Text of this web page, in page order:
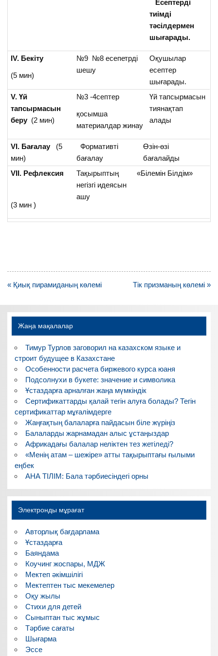
Есептерді
тиімді
тәсілдермен
шығарады.
ІV. Бекіту
(5 мин)
№9 №8 есепетрді
шешу
Оқушылар
есептер
шығарады.
V. Үй
тапсырмасын
беру (2 мин)
№3 -4септер
қосымша
материалдар жинау
Үй тапсырмасын
тиянақтап
алады
VI. Бағалау (5
мин)
Формативті
бағалау
Өзін-өзі
бағалайды
VII. Рефлексия
(3 мин )
Тақырыптың
негізгі идеясын
ашу
«Білемін Білдім»
Навигация
записям
« Қиық пирамиданың көлемі Тік призманың көлемі »
Жаңа мақалалар
Тимур Турлов заговорил на казахском языке и
строит будущее в Казахстане
Особенности расчета биржевого курса юаня
Подсолнухи в букете: значение и символика
Ұстаздарға арналған жаңа мүмкіндік
Сертификаттарды қалай тегін алуға болады? Тегін
сертификаттар мұғалімдерге
Жаңғақтың балаларға пайдасын біле жүріңіз
Балаларды жарнамадан алыс ұстаңыздар
Африкадағы балалар неліктен тез жетіледі?
«Менің атам – шежіре» атты тақырыптағы ғылыми
еңбек
АНА ТІЛІМ: Бала тәрбиесіндегі орны
Электронды мұрағат
Авторлық бағдарлама
Ұстаздарға
Баяндама
Коучинг жоспары, МДЖ
Мектеп әкімшілігі
Мектептен тыс мекемелер
Оқу жылы
Стихи для детей
Сыныптан тыс жұмыс
Тәрбие сағаты
Шығарма
Эссе